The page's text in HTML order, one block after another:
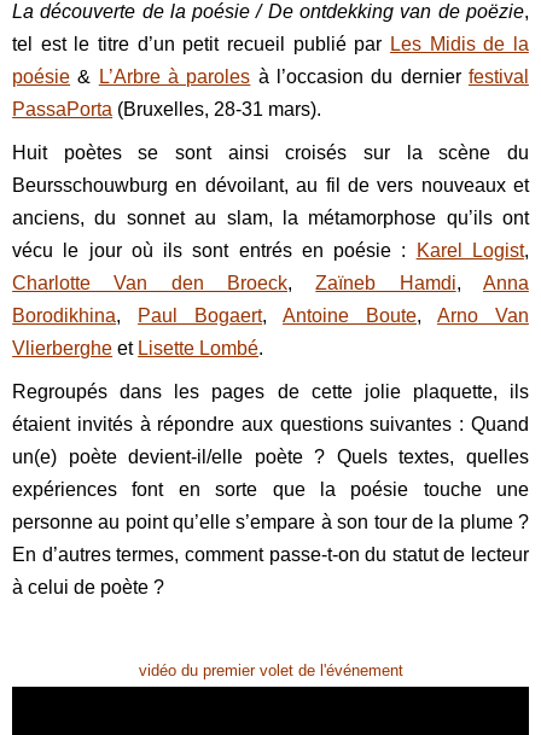
La découverte de la poésie / De ontdekking van de poëzie,
tel est le titre d’un petit recueil publié par Les Midis de la
poésie & L’Arbre à paroles à l’occasion du dernier festival
PassaPorta (Bruxelles, 28-31 mars).
Huit poètes se sont ainsi croisés sur la scène du
Beursschouwburg en dévoilant, au fil de vers nouveaux et
anciens, du sonnet au slam, la métamorphose qu’ils ont
vécu le jour où ils sont entrés en poésie :
Karel Logist,
Charlotte Van den Broeck,Zaïneb Hamdi, Anna
Borodikhina, Paul Bogaert,Antoine Boute, Arno Van
Vlierberghe et Lisette Lombé.
Regroupés dans les pages de cette jolie plaquette, ils
étaient invités à répondre aux questions suivantes : Quand
un(e) poète devient-il/elle poète ? Quels textes, quelles
expériences font en sorte que la poésie touche une
personne au point qu’elle s’empare à son tour de la plume ?
En d’autres termes, comment passe-t-on du statut de lecteur
à celui de poète ?
vidéo du premier volet de l'événement